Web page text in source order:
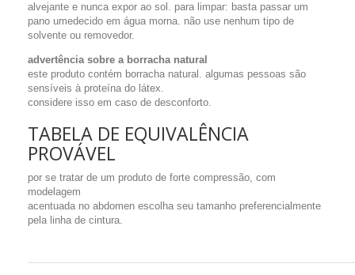
alvejante e nunca expor ao sol. para limpar: basta passar um
pano umedecido em água morna. não use nenhum tipo de
solvente ou removedor.
advertência sobre a borracha natural
este produto contém borracha natural. algumas pessoas são
sensíveis à proteína do látex.
considere isso em caso de desconforto.
TABELA DE EQUIVALÊNCIA
PROVÁVEL
por se tratar de um produto de forte compressão, com
modelagem
acentuada no abdomen escolha seu tamanho preferencialmente
pela linha de cintura.